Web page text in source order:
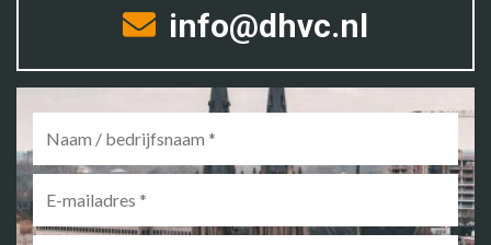
info@dhvc.nl
mailadres *